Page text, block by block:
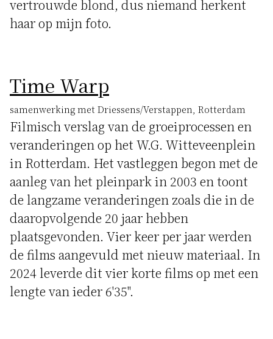
vertrouwde blond, dus niemand herkent
haar op mijn foto.
Time Warp
samenwerking met Driessens/Verstappen, Rotterdam
Filmisch verslag van de groeiprocessen en
veranderingen op het W.G. Witteveenplein
in Rotterdam. Het vastleggen begon met de
aanleg van het pleinpark in 2003 en toont
de langzame veranderingen zoals die in de
daaropvolgende 20 jaar hebben
plaatsgevonden. Vier keer per jaar werden
de films aangevuld met nieuw materiaal. In
2024 leverde dit vier korte films op met een
lengte van ieder 6'35".